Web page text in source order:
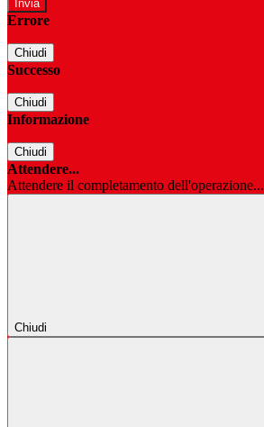
Errore
Chiudi
Successo
Chiudi
Informazione
Chiudi
Attendere...
Attendere il completamento dell'operazione...
Chiudi